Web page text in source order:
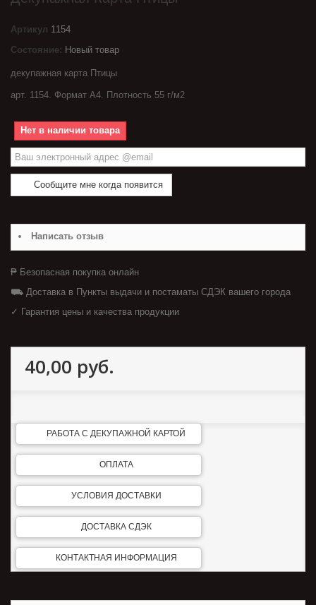
Артикул 1154
Состояние: Новый товар
декупажная карта Птицы
арт. 1154. Формат А4. Плотность 55 г/м2
Нет в наличии товара
Сообщите мне когда появится
Написать отзыв
₱ Безопасная покупка онлайн
⛟ Доставка в Пункты выдачи и постаматы СДЭК вашего города
✓ Гарантия цены и качества продукции
40,00 руб.
РАБОТА С ДЕКУПАЖНОЙ КАРТОЙ
ОПЛАТА
УСЛОВИЯ ДОСТАВКИ
ДОСТАВКА СДЭК
КОНТАКТНАЯ ИНФОРМАЦИЯ